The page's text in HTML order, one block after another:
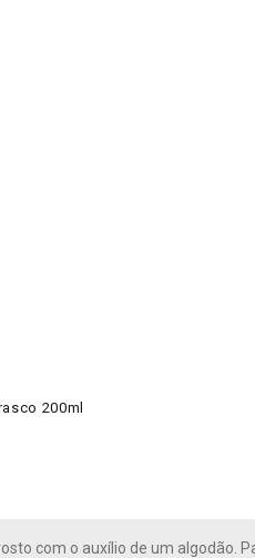
200ml
com o auxílio de um algodão.